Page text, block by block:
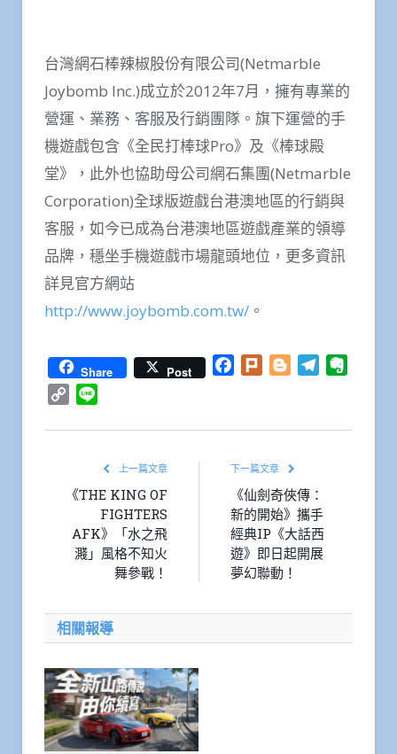
台灣網石棒辣椒股份有限公司(Netmarble
Joybomb Inc.)成立於2012年7月，擁有專業的
營運、業務、客服及行銷團隊。旗下運營的手
機遊戲包含《全民打棒球Pro》及《棒球殿
堂》，此外也協助母公司網石集團(Netmarble
Corporation)全球版遊戲台港澳地區的行銷與
客服，如今已成為台港澳地區遊戲產業的領導
品牌，穩坐手機遊戲市場龍頭地位，更多資訊
詳見官方網站
http://www.joybomb.com.tw/ 。
Share Post Facebook
Plurk BloggerTelegram
Copy
上一篇文章
《THE KING OF
FIGHTERS
AFK》「水之飛
濺」風格不知火
舞參戰！
下一篇文章
《仙劍奇俠傳：
新的開始》攜手
經典IP《大話西
遊》即日起開展
夢幻聯動！
相關報導